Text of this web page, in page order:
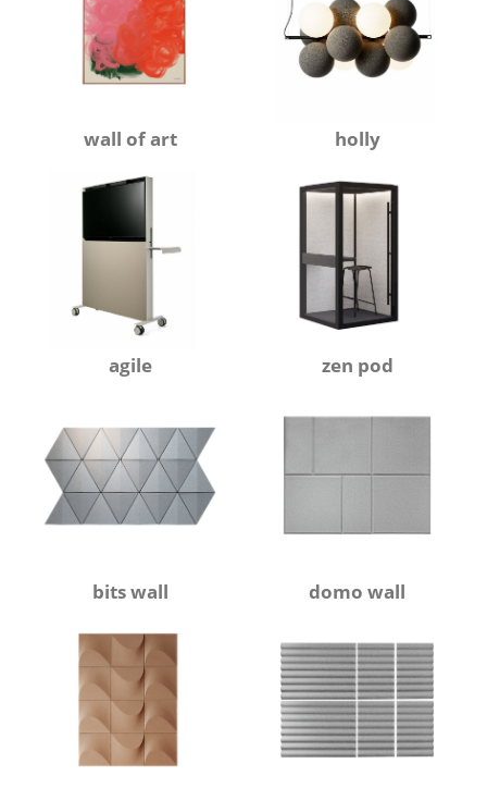
wall of art holly
agile zen pod
bits wall domo wall